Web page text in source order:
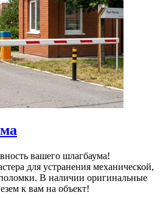
вашего шлагбаума!
для устранения механической,
В наличии оригинальные
к вам на объект!